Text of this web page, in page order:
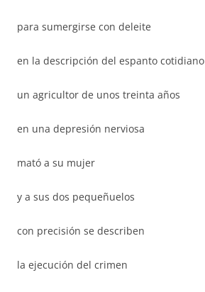
para sumergirse con deleite
en la descripción del espanto cotidiano
un agricultor de unos treinta años
en una depresión nerviosa
mató a su mujer
y a sus dos pequeñuelos
con precisión se describen
la ejecución del crimen